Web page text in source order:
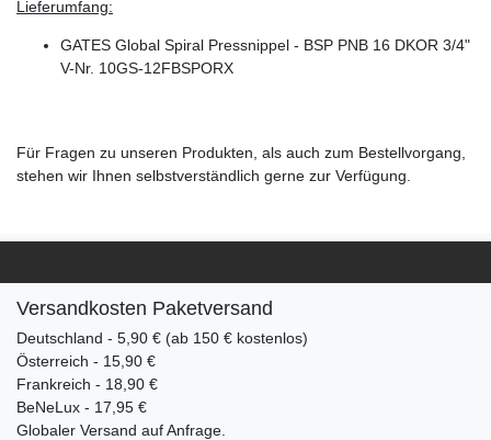
Lieferumfang:
GATES Global Spiral Pressnippel - BSP PNB 16 DKOR 3/4"
V-Nr. 10GS-12FBSPORX
Für Fragen zu unseren Produkten, als auch zum Bestellvorgang,
stehen wir Ihnen selbstverständlich gerne zur Verfügung.
Versandkosten Paketversand
Deutschland - 5,90 € (ab 150 € kostenlos)
Österreich - 15,90 €
Frankreich - 18,90 €
BeNeLux - 17,95 €
Globaler Versand auf Anfrage.